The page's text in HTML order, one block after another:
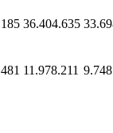
36.404.635
11.978.211